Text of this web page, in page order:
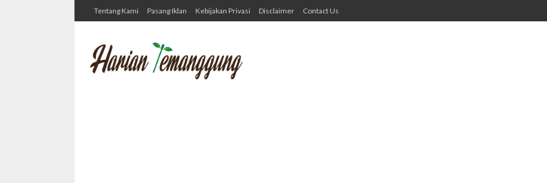
Tentang Kami Pasang Iklan Kebijakan Privasi Disclaimer Contact Us